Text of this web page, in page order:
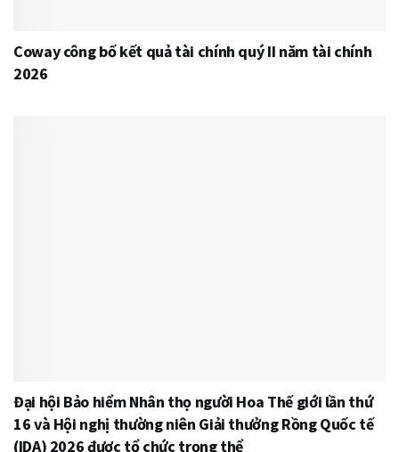
Coway công bố kết quả tài chính quý II năm tài chính
2026
Đại hội Bảo hiểm Nhân thọ người Hoa Thế giới lần thứ
16 và Hội nghị thường niên Giải thưởng Rồng Quốc tế
(IDA) 2026 được tổ chức trọng thể